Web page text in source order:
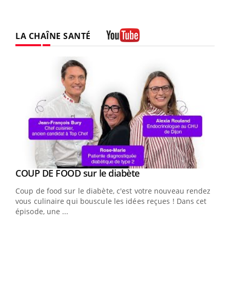
LA CHAÎNE SANTÉ
Youtube
COUP DE FOOD sur le diabèteYoutube
Coup de food sur le diabète, c'est votre nouveau rendez-
vous culinaire qui bouscule les idées reçues ! Dans cet
épisode, une ...